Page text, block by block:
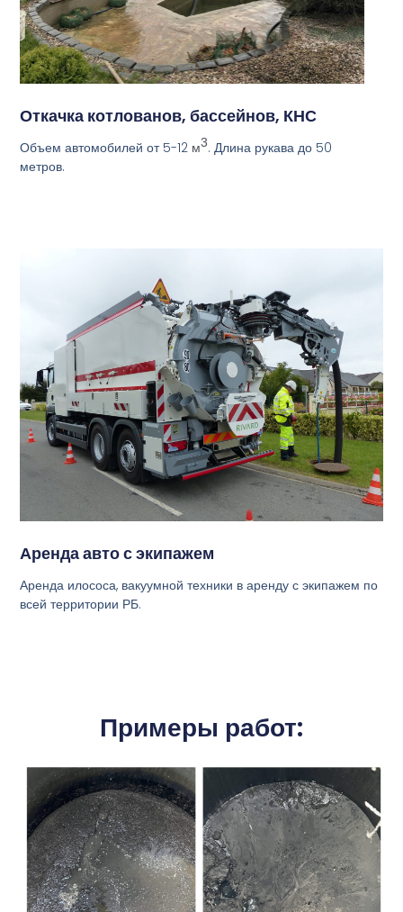
Откачка котлованов, бассейнов, КНС
Объем автомобилей от 5-12 м3. Длина рукава до 50
метров.
Аренда авто с экипажем
Аренда илососа, вакуумной техники в аренду с экипажем по
всей территории РБ.
Примеры работ: